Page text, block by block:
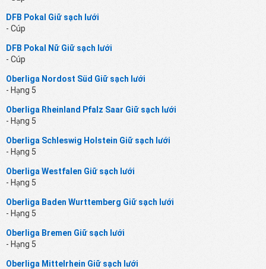
DFB Pokal Giữ sạch lưới
- Cúp
DFB Pokal Nữ Giữ sạch lưới
- Cúp
Oberliga Nordost Süd Giữ sạch lưới
- Hạng 5
Oberliga Rheinland Pfalz Saar Giữ sạch lưới
- Hạng 5
Oberliga Schleswig Holstein Giữ sạch lưới
- Hạng 5
Oberliga Westfalen Giữ sạch lưới
- Hạng 5
Oberliga Baden Wurttemberg Giữ sạch lưới
- Hạng 5
Oberliga Bremen Giữ sạch lưới
- Hạng 5
Oberliga Mittelrhein Giữ sạch lưới